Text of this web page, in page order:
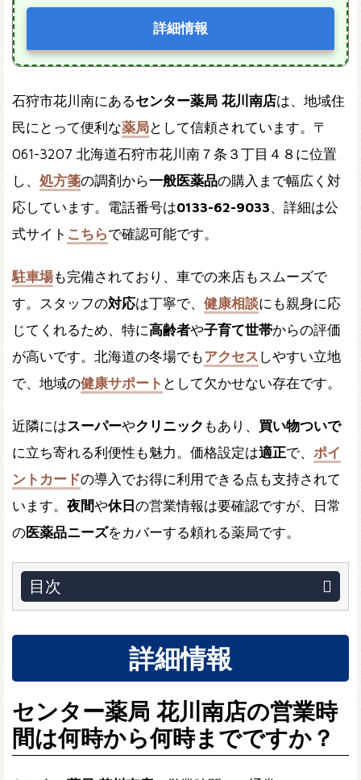
詳細情報
石狩市花川南にあるセンター薬局 花川南店は、地域住
民にとって便利な薬局として信頼されています。〒
061-3207 北海道石狩市花川南７条３丁目４８に位置
し、 処方箋の調剤から一般医薬品の購入まで幅広く対
応しています。電話番号は0133-62-9033、詳細は公
式サイト こちらで確認可能です。
駐車場も完備されており、車での来店もスムーズで
す。スタッフの対応は丁寧で、 健康相談にも親身に応
じてくれるため、特に高齢者や子育て世帯からの評価
が高いです。北海道の冬場でもアクセス しやすい立地
で、地域の健康サポート として欠かせない存在です。
近隣にはスーパーやクリニック もあり、 買い物ついで
に立ち寄れる利便性も魅力。価格設定は適正で、 ポイ
ントカードの導入でお得に利用できる点も支持されて
います。 夜間や休日の営業情報は要確認ですが、日常
の医薬品ニーズをカバーする頼れる薬局です。
目次
詳細情報
センター薬局 花川南店の営業時
間は何時から何時までですか？